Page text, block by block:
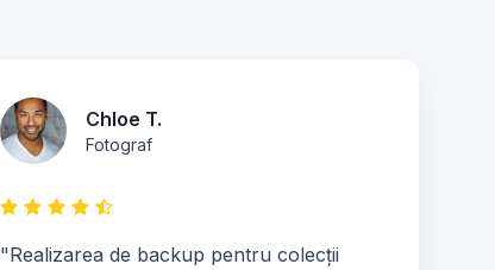
Chloe T.
Fotograf
"Realizarea de backup pentru colecții